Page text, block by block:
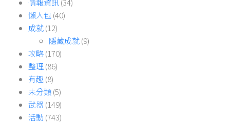
情報資訊(34)
懶人包(40)
成就(12)
隱藏成就(9)
攻略(170)
整理(86)
有趣(8)
未分類(5)
武器(149)
活動 (743)